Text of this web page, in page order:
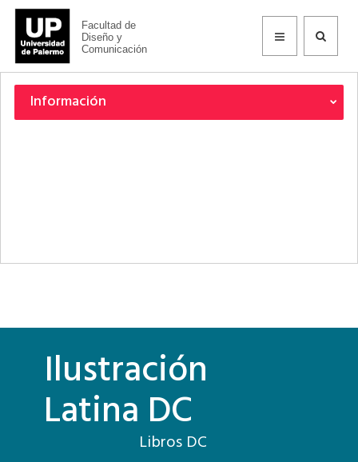
Facultad de
Diseño y
Comunicación
Información
Ilustración
Latina DC
Libros DC